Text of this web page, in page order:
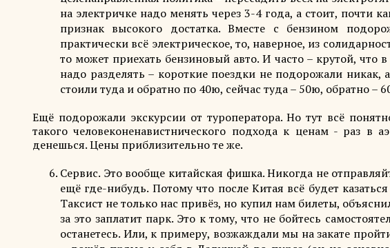
на электричке надо менять через 3-4 года, а стоит, почти
признак высокого достатка. Вместе с бензином
практически всё электрическое, то, наверное, из
то может приехать бензиновый авто. И часто – крутой, что
надо разделять – короткие поездки не подорожали
стоили туда и обратно по 40ю, сейчас туда – 50ю, обратно
Ещё подорожали экскурсии от туроператора. Но тут всё
такого человеконенавистнического подхода к ценам - раз
денешься. Цены приблизительно те же.
Сервис. Это вообще китайская фишка. Никогда не
ещё где-нибудь. Потому что после Китая всё будет
Таксист не только нас привёз, но купил нам билеты,
за это заплатит парк. Это к тому, что не бойтесь
останетесь. Или, к примеру, возжаждали мы на закате